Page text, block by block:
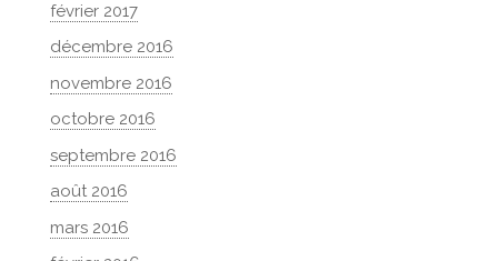
février 2017
décembre 2016
novembre 2016
octobre 2016
septembre 2016
août 2016
mars 2016